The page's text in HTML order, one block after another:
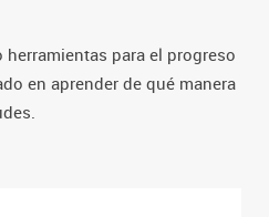
para el progreso
en aprender de qué manera